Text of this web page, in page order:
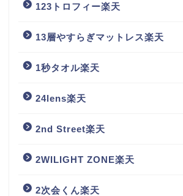
123トロフィー楽天
13層やすらぎマットレス楽天
1秒タオル楽天
24lens楽天
2nd Street楽天
2WILIGHT ZONE楽天
2次会くん楽天